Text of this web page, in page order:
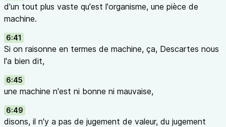
d'un tout plus vaste qu'est l'organisme, une pièce de
machine.
6:41
Si on raisonne en termes de machine, ça, Descartes nous
l'a bien dit,
6:45
une machine n'est ni bonne ni mauvaise,
6:49
disons, il n'y a pas de jugement de valeur, du jugement